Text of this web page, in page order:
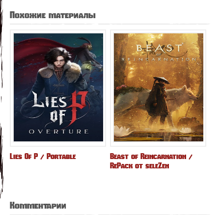
Похожие материалы
Lies Of P / Portable
Beast of Reincarnation /
RePack от seleZen
Комментарии